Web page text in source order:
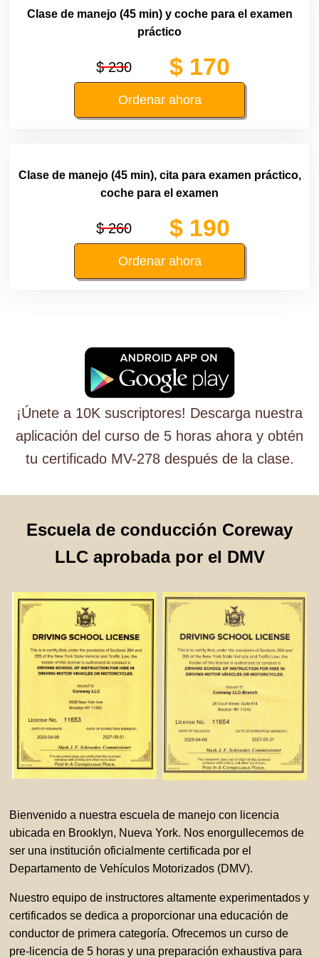
Clase de manejo (45 min) y coche para el examen
práctico
$ 230 $ 170
Ordenar ahora
Clase de manejo (45 min), cita para examen práctico,
coche para el examen
$ 260 $ 190
Ordenar ahora
¡Únete a 10K suscriptores! Descarga nuestra
aplicación del curso de 5 horas ahora y obtén
tu certificado MV-278 después de la clase.
Escuela de conducción Coreway
LLC aprobada por el DMV
Bienvenido a nuestra escuela de manejo con licencia
ubicada en Brooklyn, Nueva York. Nos enorgullecemos de
ser una institución oficialmente certificada por el
Departamento de Vehículos Motorizados (DMV).
Nuestro equipo de instructores altamente experimentados y
certificados se dedica a proporcionar una educación de
conductor de primera categoría. Ofrecemos un curso de
pre-licencia de 5 horas y una preparación exhaustiva para